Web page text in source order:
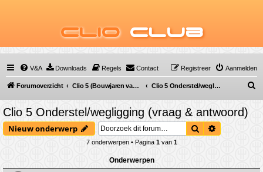
Clio Club
V&A Downloads Regels Contact Aanmelden
Registreer
Forumoverzicht Clio 5 (Bouwjaren van 2019 tot ...) Clio 5 Onderstel/wegligging (vraag & antwoord)
o
Clio 5 Onderstel/wegligging (vraag & antwoord)
Nieuw onderwerp Zoek
7 onderwerpen • Pagina 1van 1
Onderwerpen